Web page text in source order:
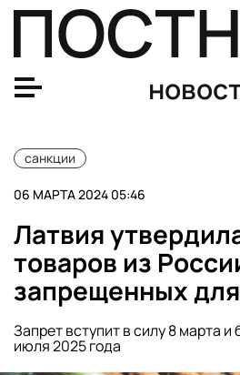
санкции
06 МАРТА 2024 05:46
Латвия
товаров из
запрещенных
Запрет вступит в силу 8 марта
июля 2025 года
Приложения СБПэй и «Привет»